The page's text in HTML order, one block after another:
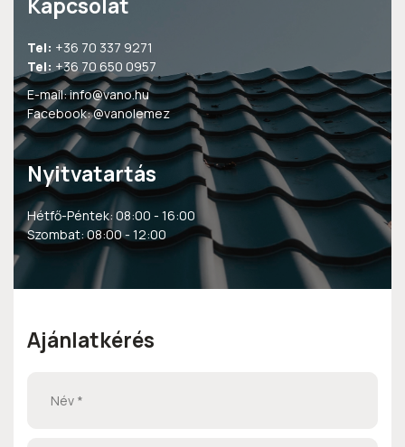
Tel: +36 70 337 9271
Tel: +36 70 650 0957
E-mail:info@vano.hu
Facebook:@vanolemez
Nyitvatartás
Hétfő-Péntek: 08:00 - 16:00
Szombat: 08:00 - 12:00
Ajánlatkérés